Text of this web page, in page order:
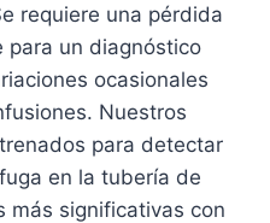
requiere una pérdida
para un diagnóstico
ocasionales
Nuestros
para detectar
en la tubería de
más significativas con